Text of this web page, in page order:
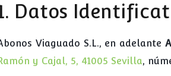
Datos
Viaguado S.L., en adelante
y Cajal, 5, 41005 Sevilla,